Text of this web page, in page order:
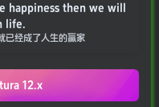
happiness then we will
life.
已经成了人生的赢家
12.x